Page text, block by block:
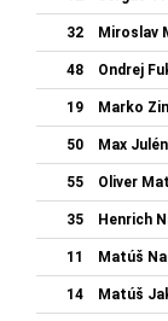
32 Miroslav
48 Ondrej
19 Marko
50 Max
55 Oliver
35 Henrich
11 Matúš
14 Matúš